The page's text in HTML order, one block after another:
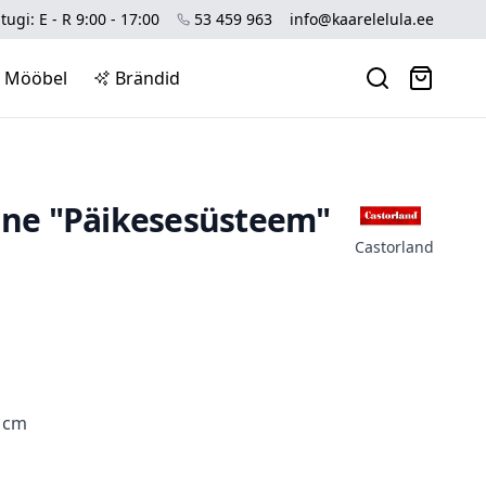
E - R 9:00 - 17:00 53 459 963 info@kaarelelula.ee
Mööbel Brändid
"Päikesesüsteem"
Castorland